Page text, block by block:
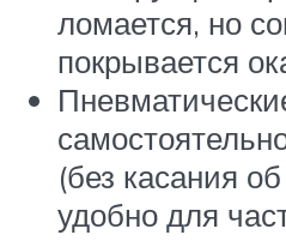
ломается, но
покрывается
(без касания
удобно для